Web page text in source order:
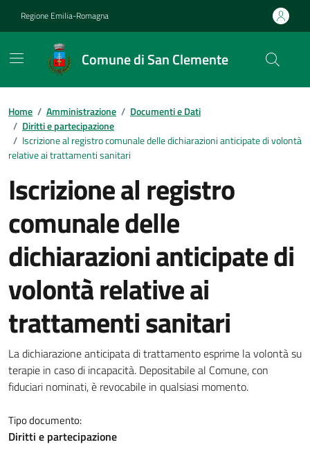
Regione Emilia-Romagna
Comune di San Clemente
Contenuti in evidenza
Home / Amministrazione / Documenti e Dati
/ Diritti e partecipazione
/ Iscrizione al registro comunale delle dichiarazioni anticipate di volontà
relative ai trattamenti sanitari
Iscrizione al registro
comunale delle
dichiarazioni anticipate di
volontà relative ai
trattamenti sanitari
Dettagli del documento
La dichiarazione anticipata di trattamento esprime la volontà su
terapie in caso di incapacità. Depositabile al Comune, con
fiduciari nominati, è revocabile in qualsiasi momento.
Tipo documento:
Diritti e partecipazione